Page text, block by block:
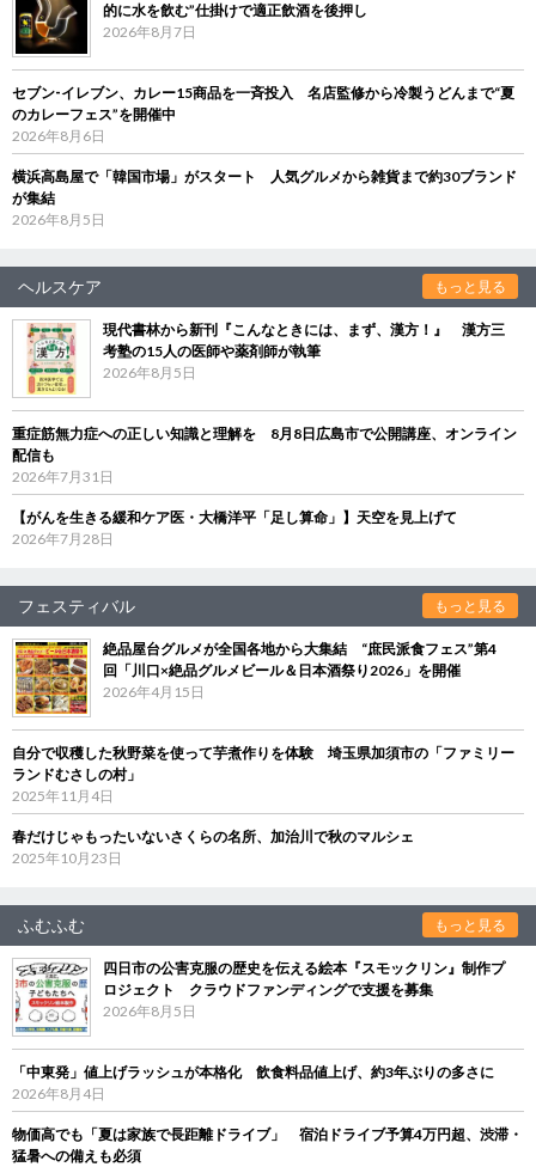
的に水を飲む”仕掛けで適正飲酒を後押し
2026年8月7日
セブン‐イレブン、カレー15商品を一斉投入 名店監修から冷製うどんまで“夏
のカレーフェス”を開催中
2026年8月6日
横浜高島屋で「韓国市場」がスタート 人気グルメから雑貨まで約30ブランド
が集結
2026年8月5日
ヘルスケア もっと見る
現代書林から新刊『こんなときには、まず、漢方！』 漢方三
考塾の15人の医師や薬剤師が執筆
2026年8月5日
重症筋無力症への正しい知識と理解を 8月8日広島市で公開講座、オンライン
配信も
2026年7月31日
【がんを生きる緩和ケア医・大橋洋平「足し算命」】天空を見上げて
2026年7月28日
フェスティバル もっと見る
絶品屋台グルメが全国各地から大集結 “庶民派食フェス”第4
回「川口×絶品グルメビール＆日本酒祭り2026」を開催
2026年4月15日
自分で収穫した秋野菜を使って芋煮作りを体験 埼玉県加須市の「ファミリー
ランドむさしの村」
2025年11月4日
春だけじゃもったいないさくらの名所、加治川で秋のマルシェ
2025年10月23日
ふむふむ もっと見る
四日市の公害克服の歴史を伝える絵本『スモックリン』制作プ
ロジェクト クラウドファンディングで支援を募集
2026年8月5日
「中東発」値上げラッシュが本格化 飲食料品値上げ、約3年ぶりの多さに
2026年8月4日
物価高でも「夏は家族で長距離ドライブ」 宿泊ドライブ予算4万円超、渋滞・
猛暑への備えも必須